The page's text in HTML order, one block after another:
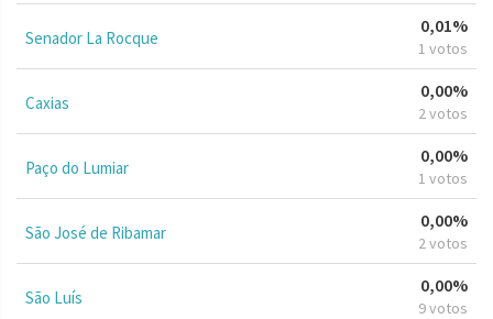
Senador La Rocque
0,01%
1 votos
Caxias
0,00%
2 votos
Paço do Lumiar
0,00%
1 votos
São José de Ribamar
0,00%
2 votos
São Luís
0,00%
9 votos